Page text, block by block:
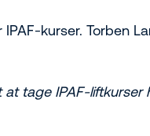
kurser. Torben
tage IPAF-